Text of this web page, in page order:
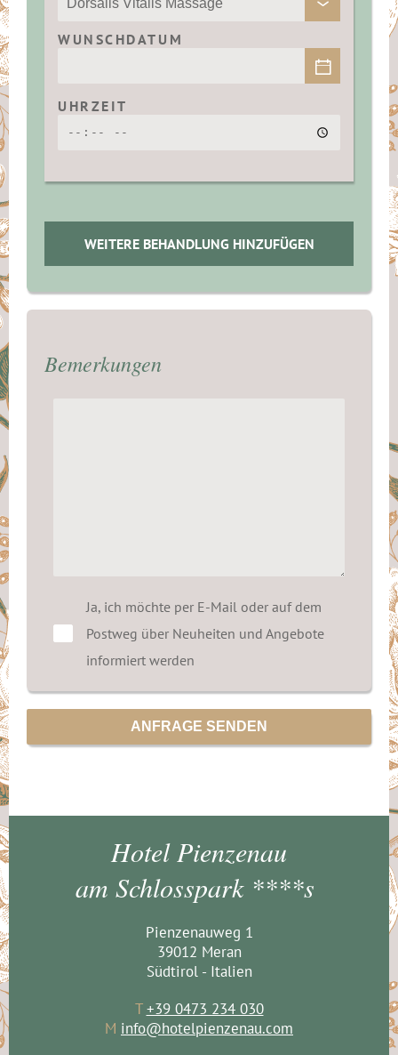
WUNSCHDATUM
UHRZEIT
WEITERE BEHANDLUNG HINZUFÜGEN
Bemerkungen
Ja, ich möchte per E-Mail oder auf dem
Postweg über Neuheiten und Angebote
informiert werden
Hotel Pienzenau
am Schlosspark ****s
Pienzenauweg 1
39012 Meran
Südtirol - Italien
T+39 0473 234 030
M info@hotelpienzenau.com